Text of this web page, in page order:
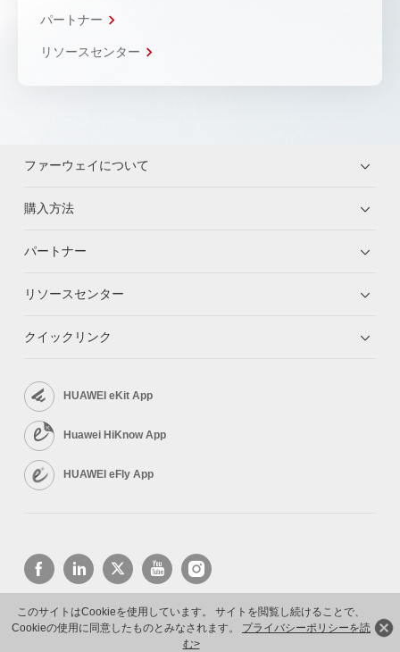
このサイトはCookieを使用しています。 サイトを閲覧し続けることで、
Cookieの使用に同意したものとみなされます。 プライバシーポリシーを読
む>
パートナー
リソースセンター
ファーウェイについて
購入方法
パートナー
リソースセンター
クイックリンク
HUAWEI eKit App
Huawei HiKnow App
HUAWEI eFly App
Copyright © 2026 Huawei Technologies Co., Ltd. All rights reserved.
プライバシーポリシー